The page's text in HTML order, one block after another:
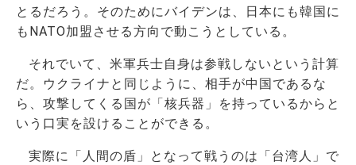
とるだろう。そのためにバイデンは、日本にも韓国に
もNATO加盟させる方向で動こうとしている。
それでいて、米軍兵士自身は参戦しないという計算
だ。ウクライナと同じように、相手が中国であるな
ら、攻撃してくる国が「核兵器」を持っているからと
いう口実を設けることができる。
実際に「人間の盾」となって戦うのは「台湾人」で